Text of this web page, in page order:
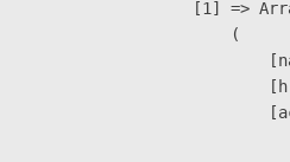
[1] =>
                        (